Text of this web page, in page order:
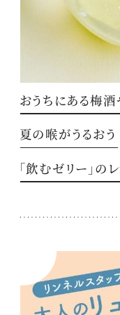
おうちにある梅酒
夏の喉がうるおう
「飲むゼリー」の